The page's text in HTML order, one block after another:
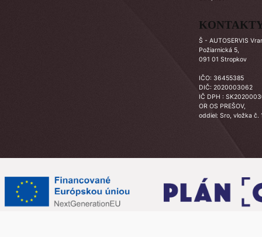
Š - AUTOSERVIS
Požiarnická 5,
091 01 Stropkov
IČO: 36455385
DIČ: 2020003062
IČ DPH :
OR OS PREŠOV,
oddiel: Sro, vložka č.